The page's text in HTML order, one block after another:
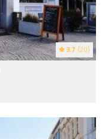
3.7 (20)